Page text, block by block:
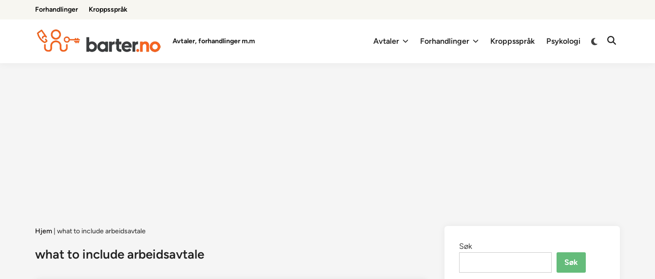
Forhandlinger Kroppsspråk
Avtaler, forhandlinger m.m Avtaler Forhandlinger Kroppsspråk Psykologi
Switch
Open
Hjem what to include arbeidsavtale
what to include arbeidsavtale
Søk
Søk